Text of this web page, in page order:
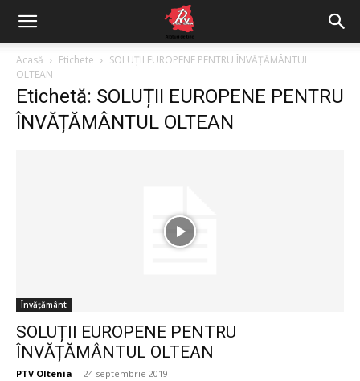
Acasă Etichete
SOLUȚII EUROPENE PENTRU ÎNVĂȚĂMÂNTUL
OLTEAN
Etichetă: SOLUȚII EUROPENE PENTRU
ÎNVĂȚĂMÂNTUL OLTEAN
Învățământ
SOLUȚII EUROPENE PENTRU
ÎNVĂȚĂMÂNTUL OLTEAN
PTV Oltenia - 24 septembrie 2019